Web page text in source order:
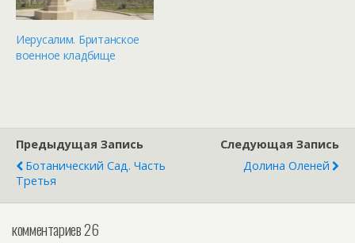
Иерусалим. Британское
военное кладбище
Предыдущая Запись
Ботанический Сад. Часть
Третья
Следующая Запись
Долина Оленей
комментариев 26